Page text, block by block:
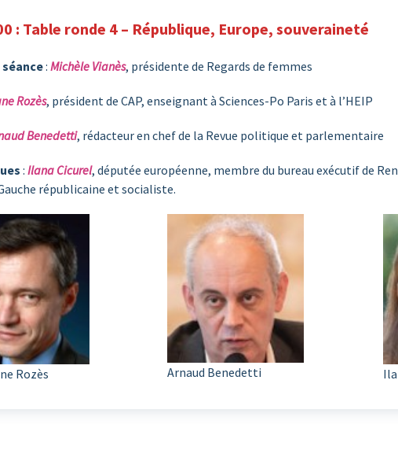
: Table ronde 4 – République, Europe, souveraineté
: Michèle Vianès, présidente de Regards de femmes
Rozès, président de CAP, enseignant à Sciences-Po Paris et à l’HEIP
Benedetti, rédacteur en chef de la Revue politique et parlementaire
: Ilana Cicurel, députée européenne, membre du bureau exécutif de
républicaine et socialiste.
Rozès Arnaud Benedetti